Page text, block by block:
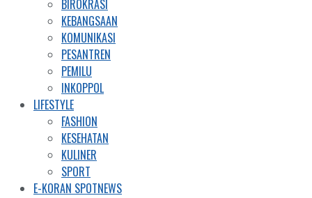
BIROKRASI
KEBANGSAAN
KOMUNIKASI
PESANTREN
PEMILU
INKOPPOL
LIFESTYLE
FASHION
KESEHATAN
KULINER
SPORT
E-KORAN SPOTNEWS